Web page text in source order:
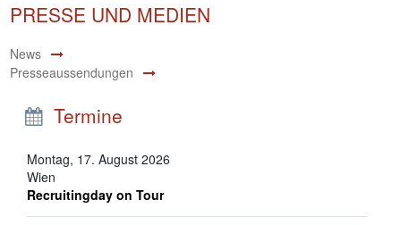
PRESSE UND MEDIEN
News
Presseaussendungen
Termine
Montag, 17. August 2026
Wien
Recruitingday on Tour